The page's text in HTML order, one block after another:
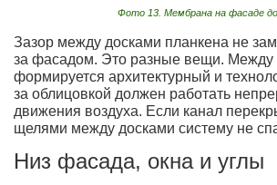
Фото 13. Мембрана на фасаде
Зазор между досками планкена не
за фасадом. Это разные вещи. Между
формируется архитектурный и
за облицовкой должен работать
движения воздуха. Если канал
щелями между досками систему не
Низ фасада, окна и углы